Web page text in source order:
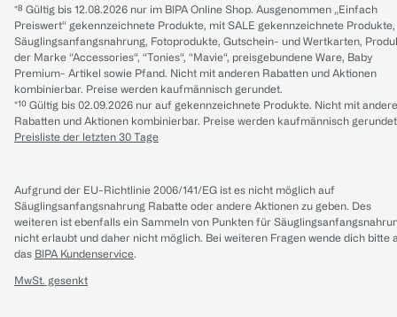
*⁸ Gültig bis 12.08.2026 nur im BIPA Online Shop. Ausgenommen „Einfach
Preiswert“ gekennzeichnete Produkte, mit SALE gekennzeichnete Produkte,
Säuglingsanfangsnahrung, Fotoprodukte, Gutschein- und Wertkarten,
der Marke “Accessories“, “Tonies“, “Mavie“, preisgebundene Ware, Baby
Premium- Artikel sowie Pfand. Nicht mit anderen Rabatten und Aktionen
kombinierbar. Preise werden kaufmännisch gerundet.
*¹⁰ Gültig bis 02.09.2026 nur auf gekennzeichnete Produkte. Nicht mit
Rabatten und Aktionen kombinierbar. Preise werden kaufmännisch
Preisliste der letzten 30 Tage
Aufgrund der EU-Richtlinie 2006/141/EG ist es nicht möglich auf
Säuglingsanfangsnahrung Rabatte oder andere Aktionen zu geben. Des
weiteren ist ebenfalls ein Sammeln von Punkten für
nicht erlaubt und daher nicht möglich. Bei weiteren Fragen wende dich bitte
das BIPA Kundenservice.
MwSt. gesenkt